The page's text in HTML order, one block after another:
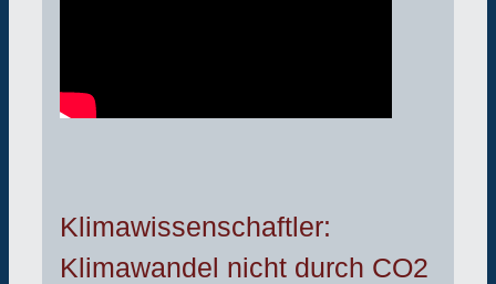
Klimawissenschaftler:
Klimawandel nicht durch CO2